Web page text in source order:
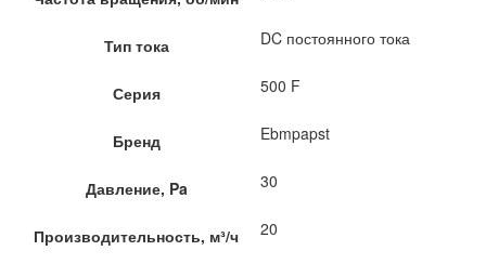
Тип тока DC постоянного тока
Серия 500 F
Бренд Ebmpapst
Давление, Pa 30
Производительность, м³/ч 20